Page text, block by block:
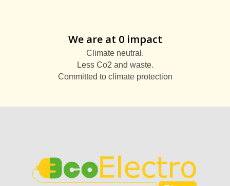
We are at 0 impact
Climate neutral.
Less Co2 and waste.
Committed to climate protection